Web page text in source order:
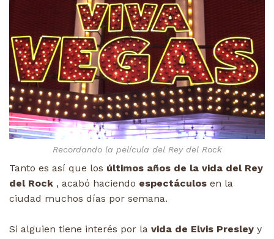
Recordando la película del Rey del Rock
Tanto es así que los últimos años de la vida del Rey
del Rock , acabó haciendo espectáculos en la
ciudad muchos días por semana.
Si alguien tiene interés por la vida de Elvis Presley y